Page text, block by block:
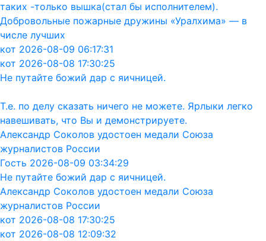
таких -только вышка(стал бы исполнителем).
Добровольные пожарные дружины «Уралхима» — в
числе лучших
кот 2026-08-09 06:17:31
кот 2026-08-08 17:30:25
Не путайте божий дар с яичницей.
Т.е. по делу сказать ничего не можете. Ярлыки легко
навешивать, что Вы и демонстрируете.
Александр Соколов удостоен медали Союза
журналистов России
Гость 2026-08-09 03:34:29
Не путайте божий дар с яичницей.
Александр Соколов удостоен медали Союза
журналистов России
кот 2026-08-08 17:30:25
кот 2026-08-08 12:09:32